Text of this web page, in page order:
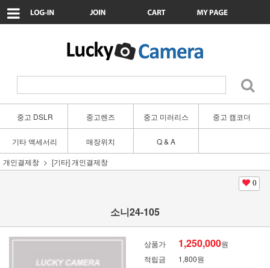
중고 DSLR 중고렌즈 중고 미러리스 중고 캠코더
기타 액세서리 매장위치
Q & A
개인결제창
[기타] 개인결제창
0
소니24-105
상품가 1,250,000원
적립금
1,800원